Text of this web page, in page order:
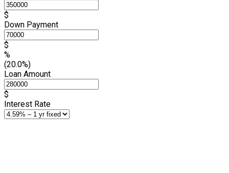
$
Down Payment
$
%
(20.0%)
Loan Amount
$
Interest Rate